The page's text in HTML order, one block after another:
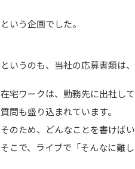
という企画でした。
というのも、当社の応募書類は
在宅ワークは、勤務先に出社し
質問も盛り込まれています。
そのため、どんなことを書けば
そこで、ライブで「そんなに難